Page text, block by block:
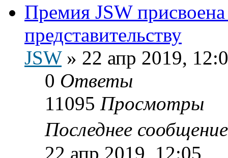
Премия JSW
представительству
JSW» 22 апр 2019,
0 Ответы
11095 Просмотры
Последнее
22 апр 2019, 12:05